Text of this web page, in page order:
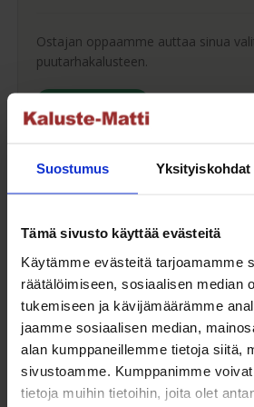
Suostumus Yksityiskohdat
Tämä sivusto käyttää evästeitä
Käytämme evästeitä tarjoamamme
räätälöimiseen, sosiaalisen median
tukemiseen ja kävijämäärämme
jaamme sosiaalisen median,
alan kumppaneillemme tietoja siitä,
sivustoamme. Kumppanimme
tietoja muihin tietoihin, joita olet
Ostajan oppaamme auttaa sinua
puutarhakalusteen.
Maksuaikaa ostoksillesi
osamaksulla 3-36kk.
Maksutavat